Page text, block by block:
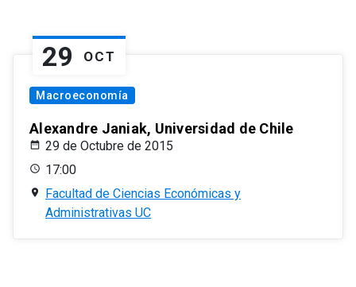
29 OCT
Macroeconomía
Alexandre Janiak, Universidad de Chile
29 de Octubre de 2015
17:00
Facultad de Ciencias Económicas y
Administrativas UC